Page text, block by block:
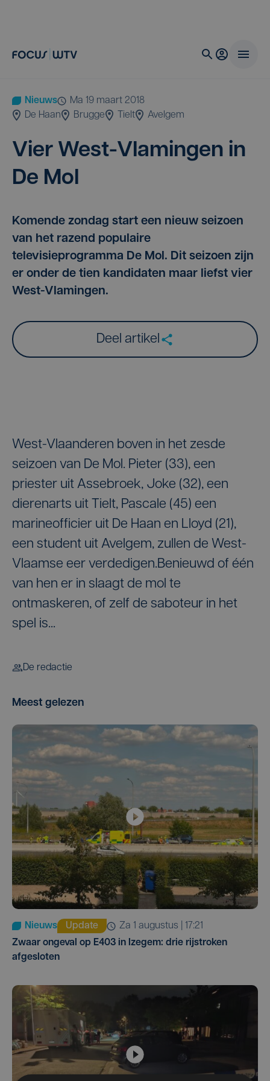
Nieuws
ma 19 maart 2018
De Haan
Brugge Tielt Avelgem
Vier West-Vla­min­gen in
De Mol
Komende zondag start een nieuw seizoen
van het razend populaire
televisieprogramma De Mol. Dit seizoen zijn
er onder de tien kandidaten maar liefst vier
West-Vlamingen.
Deel artikel
West-Vlaanderen boven in het zesde
seizoen van De Mol. Pieter (33), een
priester uit Assebroek, Joke (32), een
dierenarts uit Tielt, Pascale (45) een
marineofficier uit De Haan en Lloyd (21),
een student uit Avelgem, zullen de West-
Vlaamse eer verdedigen.Benieuwd of één
van hen er in slaagt de mol te
ontmaskeren, of zelf de saboteur in het
spel is...
De redactie
Meest gelezen
Nieuws Update
za 1 augustus | 17:21
Zwaar ongeval op E403 in Izegem: drie rijstroken
afgesloten